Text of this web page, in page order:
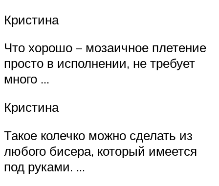
Кристина
Что хорошо – мозаичное плетение
просто в исполнении, не требует
много …
Кристина
Такое колечко можно сделать из
любого бисера, который имеется
под руками. …